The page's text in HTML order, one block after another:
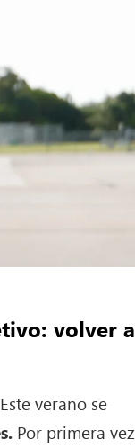
volver a
verano se
Por primera vez